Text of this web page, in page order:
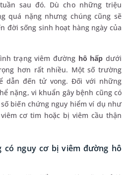
sau đó. Dù cho những triệu
quá nặng nhưng chúng cũng sẽ
đời sống sinh hoạt hàng ngày của
trạng viêm đường hô hấp dưới
hơn rất nhiều. Một số trường
dẫn đến tử vong. Đối với những
nặng, vi khuẩn gây bệnh cũng có
biến chứng nguy hiểm ví dụ như
cơ tim hoặc bị viêm cầu thận
có nguy cơ bị viêm đường hô